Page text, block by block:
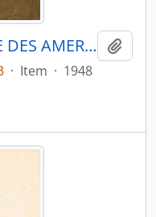
JOURNAL DE LA SOCIETE DES AMERICANISTES DE PARIS - PARIS FR MUSEE DE L HOMME - 1948 - Nº37
· Item · 1948